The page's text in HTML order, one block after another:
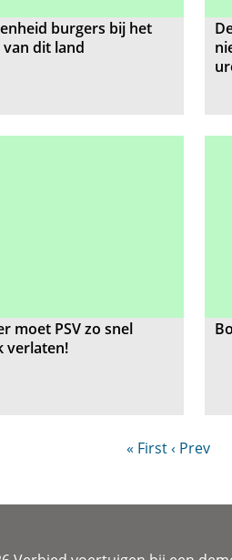
burgers bij het
dit land
moet PSV zo snel
verlaten!
« First ‹ Prev